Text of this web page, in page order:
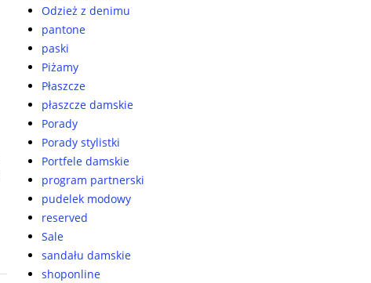
Odzież z denimu
pantone
paski
Piżamy
Płaszcze
płaszcze damskie
Porady
Porady stylistki
Portfele damskie
program partnerski
pudelek modowy
reserved
Sale
sandału damskie
shoponline